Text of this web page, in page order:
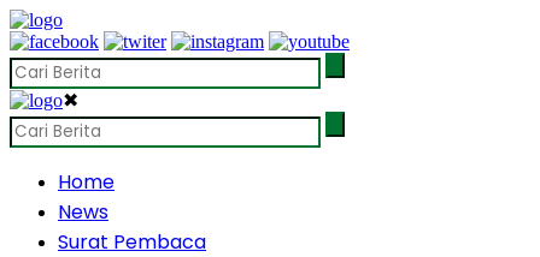
✖
Home
News
Surat Pembaca